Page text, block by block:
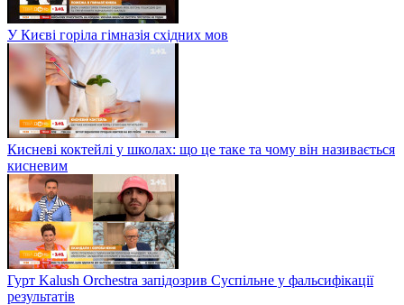
У Києві горіла гімназія східних мов
Кисневі коктейлі у школах: що це таке та чому він називається
кисневим
Гурт Kalush Orchestra запідозрив Суспільне у фальсифікації
результатів